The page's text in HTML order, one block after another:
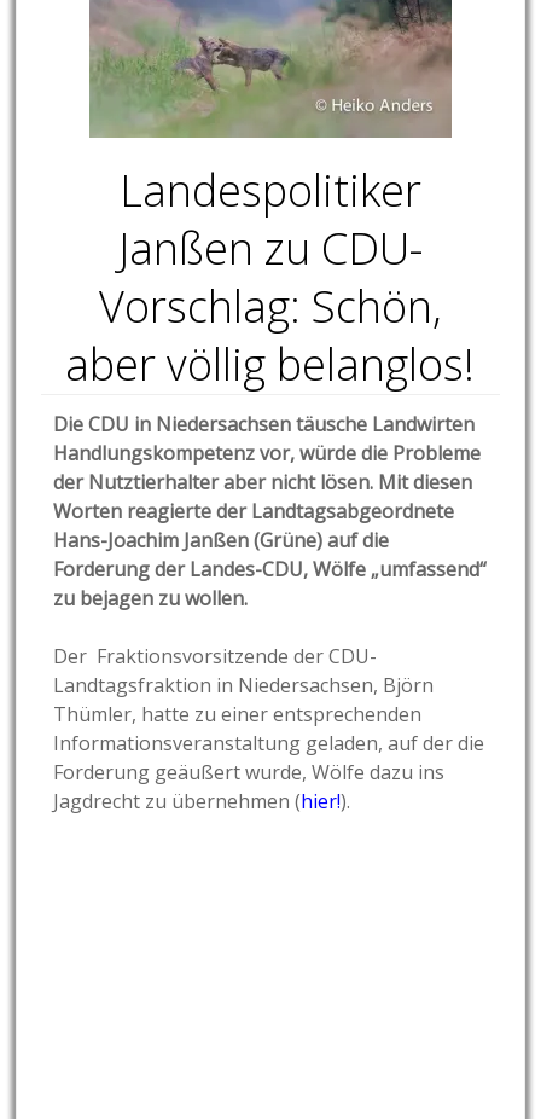
Landespolitiker
Janßen zu CDU-
Vorschlag: Schön,
aber völlig belanglos!
Die CDU in Niedersachsen täusche Landwirten
Handlungskompetenz vor, würde die Probleme
der Nutztierhalter aber nicht lösen. Mit diesen
Worten reagierte der Landtagsabgeordnete
Hans-Joachim Janßen (Grüne) auf die
Forderung der Landes-CDU, Wölfe „umfassend“
zu bejagen zu wollen.
Der Fraktionsvorsitzende der CDU-
Landtagsfraktion in Niedersachsen, Björn
Thümler, hatte zu einer entsprechenden
Informationsveranstaltung geladen, auf der die
Forderung geäußert wurde, Wölfe dazu ins
Jagdrecht zu übernehmen (hier!).